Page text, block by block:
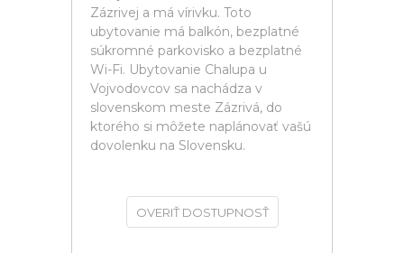
Zázrivej a má vírivku. Toto
ubytovanie má balkón, bezplatné
súkromné parkovisko a bezplatné
Wi-Fi. Ubytovanie Chalupa u
Vojvodovcov sa nachádza v
slovenskom meste Zázrivá, do
ktorého si môžete naplánovať vašú
dovolenku na Slovensku.
OVERIŤ DOSTUPNOSŤ